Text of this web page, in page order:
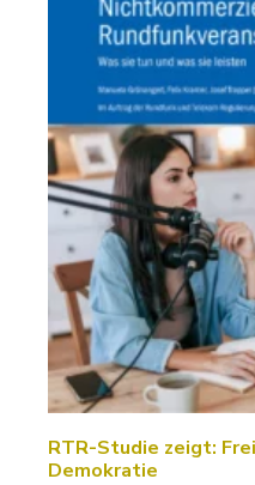
RTR-Studie zeigt:
Demokratie